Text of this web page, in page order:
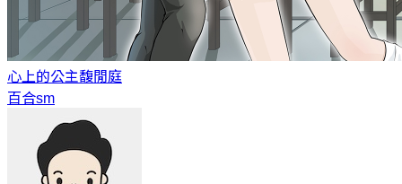
心上的公主馥閒庭
百合sm